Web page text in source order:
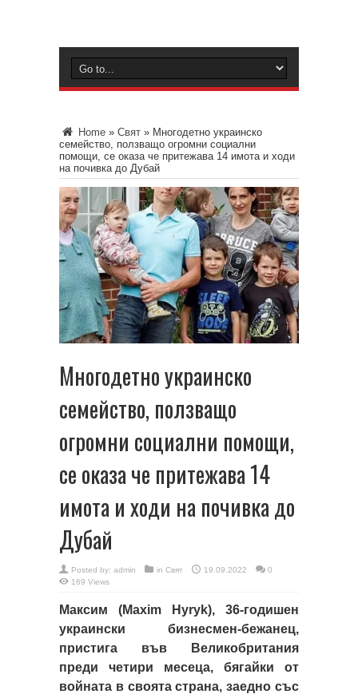
Home » Свят » Многодетно украинско
семейство, ползващо огромни социални
помощи, се оказа че притежава 14 имота и ходи
на почивка до Дубай
Многодетно украинско
семейство, ползващо
огромни социални помощи,
се оказа че притежава 14
имота и ходи на почивка до
Дубай
Posted by: admin in Свят 19.09.2022
0
169 Views
Максим (Maxim Hyryk), 36-годишен
украински бизнесмен-бежанец,
пристига във Великобритания
преди четири месеца, бягайки от
войната в своята страна, заедно със